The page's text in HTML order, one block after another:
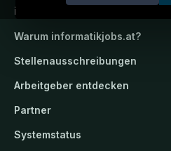
informatikjobs.at
Warum informatikjobs.at?
Stellenausschreibungen
Arbeitgeber entdecken
Partner
Systemstatus